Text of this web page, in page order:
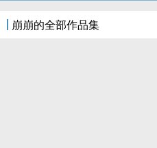
崩崩的全部作品集